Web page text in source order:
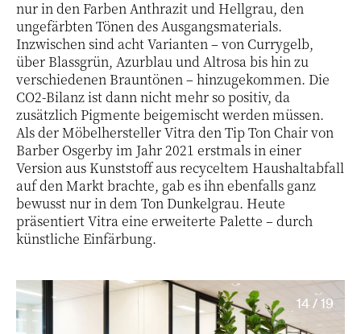
nur in den Farben Anthrazit und Hellgrau, den
ungefärbten Tönen des Ausgangsmaterials.
Inzwischen sind acht Varianten – von Currygelb,
über Blassgrün, Azurblau und Altrosa bis hin zu
verschiedenen Brauntönen – hinzugekommen. Die
CO2-Bilanz ist dann nicht mehr so positiv, da
zusätzlich Pigmente beigemischt werden müssen.
Als der Möbelhersteller Vitra den Tip Ton Chair von
Barber Osgerby im Jahr 2021 erstmals in einer
Version aus Kunststoff aus recyceltem Haushaltabfall
auf den Markt brachte, gab es ihn ebenfalls ganz
bewusst nur in dem Ton Dunkelgrau. Heute
präsentiert Vitra eine erweiterte Palette – durch
künstliche Einfärbung.
14 / 19